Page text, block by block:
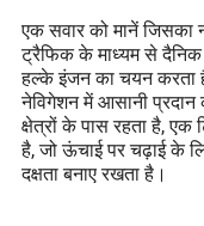
एक सवार को मानें जिसका
ट्रैफिक के माध्यम से
हल्के इंजन का चयन करता
नेविगेशन में आसानी
क्षेत्रों के पास रहता है,
है, जो ऊंचाई पर चढ़ाई के
दक्षता बनाए रखता है।